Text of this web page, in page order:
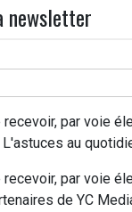
newsletter
par voie
au
par voie
de YC